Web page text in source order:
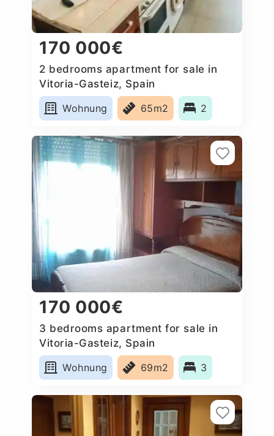
170 000€
2 bedrooms apartment for sale in
Vitoria-Gasteiz, Spain
Wohnung
65m2 2
170 000€
3 bedrooms apartment for sale in
Vitoria-Gasteiz, Spain
Wohnung
69m2 3